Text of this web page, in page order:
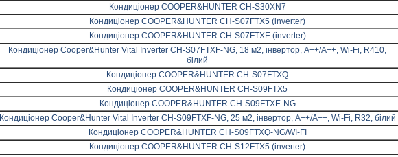
Кондиціонер COOPER&HUNTER CH-S30XN7
Кондиціонер COOPER&HUNTER CH-S07FTX5 (inverter)
Кондиціонер COOPER&HUNTER CH-S07FTXE (inverter)
Кондиціонер Cooper&Hunter Vital Inverter CH-S07FTXF-NG, 18 м2, інвертор, A++/A++, Wi-Fi, R410,
білий
Кондиціонер COOPER&HUNTER CH-S07FTXQ
Кондиціонер COOPER&HUNTER CH-S09FTX5
Кондиціонер COOPER&HUNTER CH-S09FTXE-NG
Кондиціонер Cooper&Hunter Vital Inverter CH-S09FTXF-NG, 25 м2, інвертор, A++/A++, Wi-Fi, R32, білий
Кондиціонер COOPER&HUNTER CH-S09FTXQ-NG/WI-FI
Кондиціонер COOPER&HUNTER CH-S12FTX5 (inverter)